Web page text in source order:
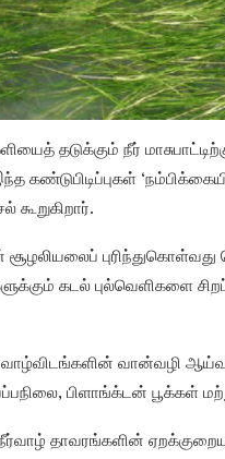
தடுக்கும் நீர்
கண்டுபிடிப்புகள்
கூறுகிறார்.
புரிந்துகொள்வது
கடல் புல்வெளிகளை
வான்வழி
பிளாங்க்டன் பூக்கள்
நீர்வாழ் தாவரங்களின்